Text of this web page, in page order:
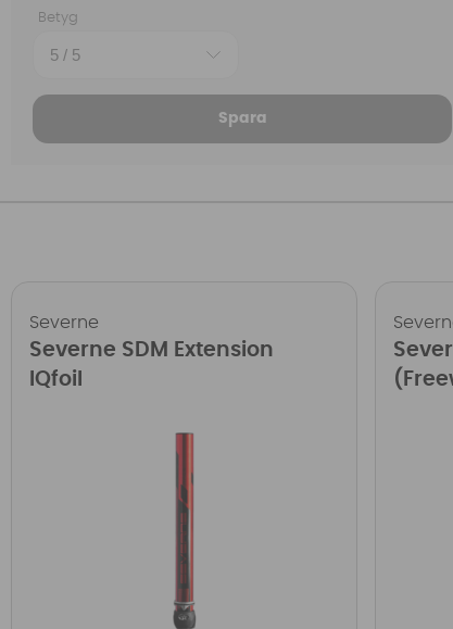
Betyg
Spara
Severne
Severne SDM Extension
IQfoil